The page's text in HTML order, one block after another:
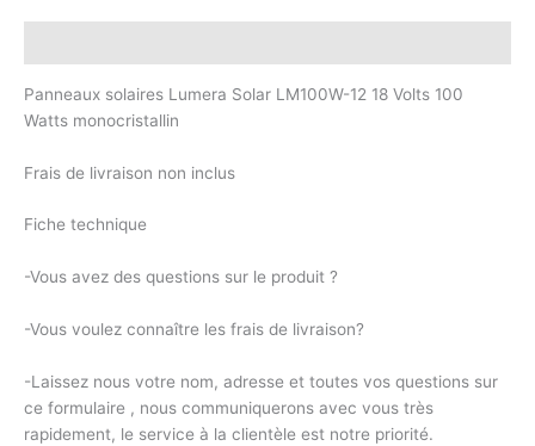
Panneaux solaires Lumera Solar LM100W-12 18 Volts 100
Watts monocristallin
Frais de livraison non inclus
Fiche technique
-Vous avez des questions sur le produit ?
-Vous voulez connaître les frais de livraison?
-Laissez nous votre nom, adresse et toutes vos questions sur
ce formulaire , nous communiquerons avec vous très
rapidement, le service à la clientèle est notre priorité.